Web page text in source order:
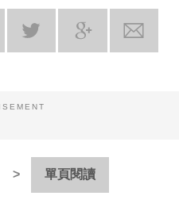
單頁閱讀